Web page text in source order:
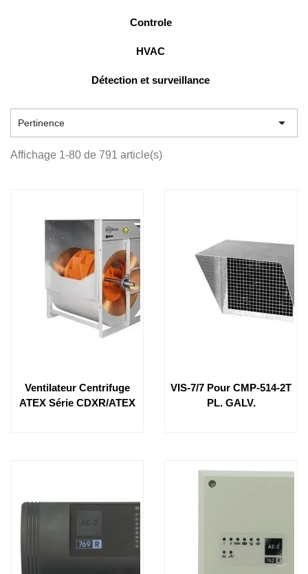
Controle
HVAC
Détection et surveillance
Pertinence 
Affichage 1-80 de 791 article(s)
Ventilateur Centrifuge
ATEX Série CDXR/ATEX
VIS-7/7 Pour CMP-514-2T
PL. GALV.